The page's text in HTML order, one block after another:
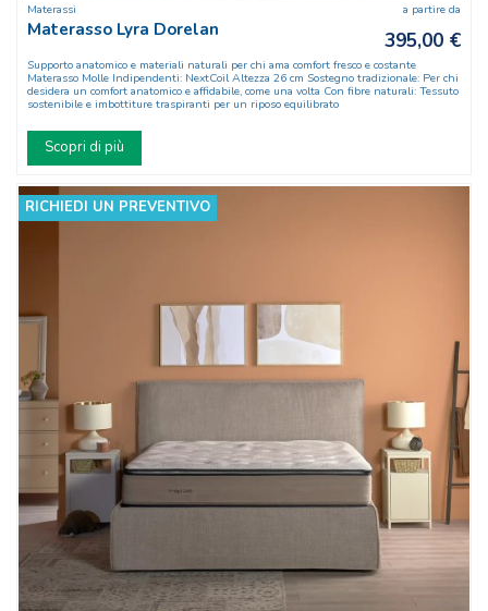
Materassi
Materasso Lyra Dorelan
a partire da
395,00 €
Supporto anatomico e materiali naturali per chi ama comfort fresco e costante
Materasso Molle Indipendenti: NextCoil Altezza 26 cm Sostegno tradizionale: Per chi
desidera un comfort anatomico e affidabile, come una volta Con fibre naturali: Tessuto
sostenibile e imbottiture traspiranti per un riposo equilibrato
Scopri di più
RICHIEDI UN PREVENTIVO